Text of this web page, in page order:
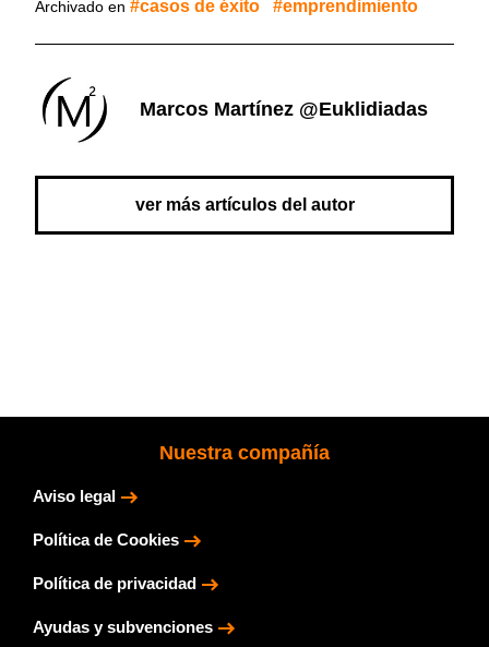
Archivado en casos de éxito emprendimiento
Marcos Martínez @euklidiadas
ver más artículos del autor
Nuestra compañía
Aviso legal
Política de Cookies
Política de privacidad
Ayudas y subvenciones